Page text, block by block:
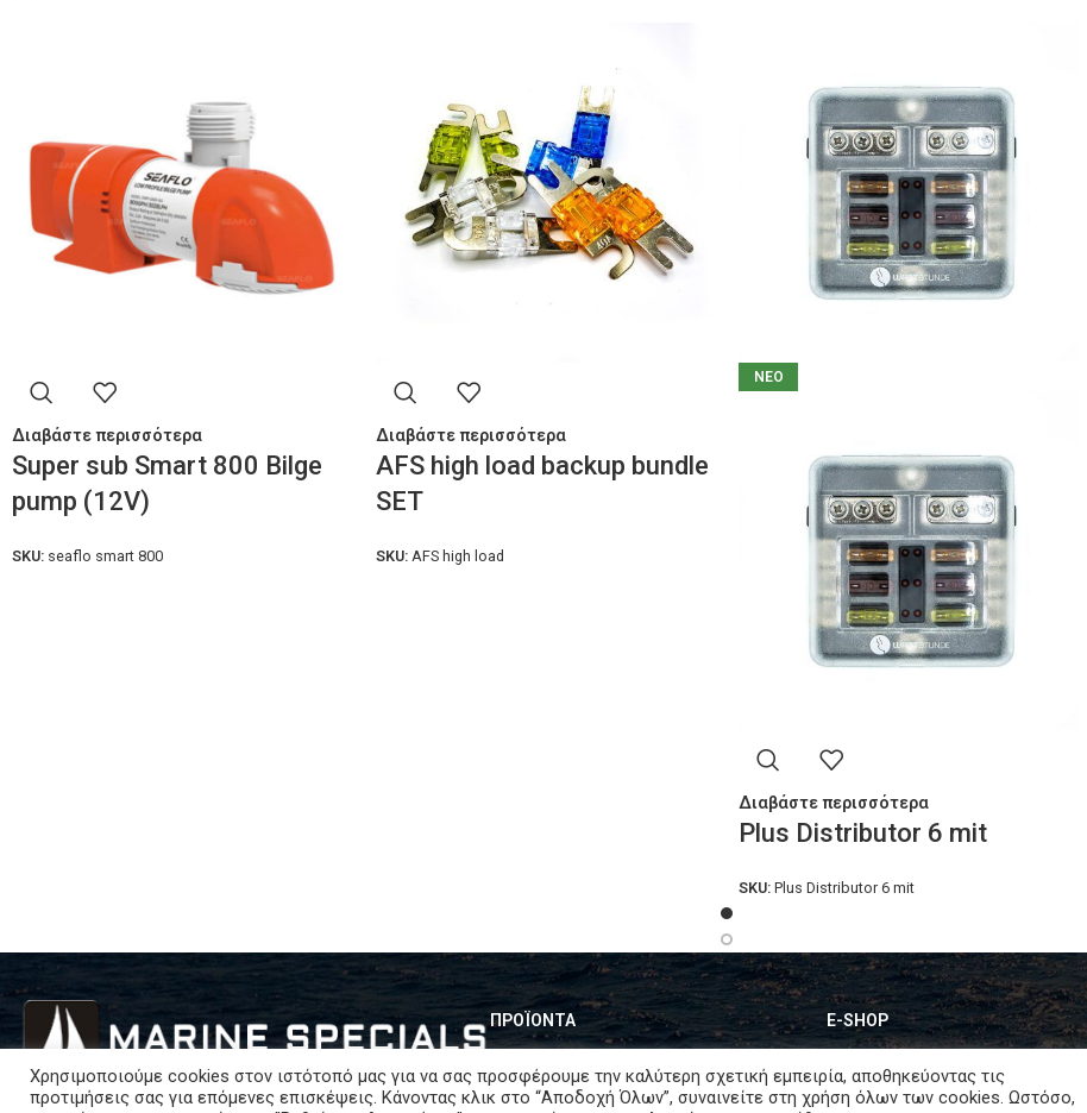
Διαβάστε περισσότερα
Super sub Smart 800 Bilge
pump (12V)
SKU: seaflo smart 800
Διαβάστε περισσότερα
AFS high load backup bundle
SET
SKU: AFS high load
ΝΕΟ
Διαβάστε περισσότερα
Plus Distributor 6 mit
SKU: Plus Distributor 6 mit
Κολοκοτρώνη 62-64, 185-31, Πειραιάς
ΠΡΟΪΟΝΤΑ
Complete Solar Systems
E-SHOP
Καλάθι
Χρησιμοποιούμε cookies στον ιστότοπό μας για να σας προσφέρουμε την καλύτερη σχετική εμπειρία, αποθηκεύοντας τις
προτιμήσεις σας για επόμενες επισκέψεις. Κάνοντας κλικ στο “Αποδοχή Όλων”, συναινείτε στη χρήση όλων των cookies. Ωστόσο,